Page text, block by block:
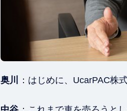
奥川 ：はじめに、UcarPAC株